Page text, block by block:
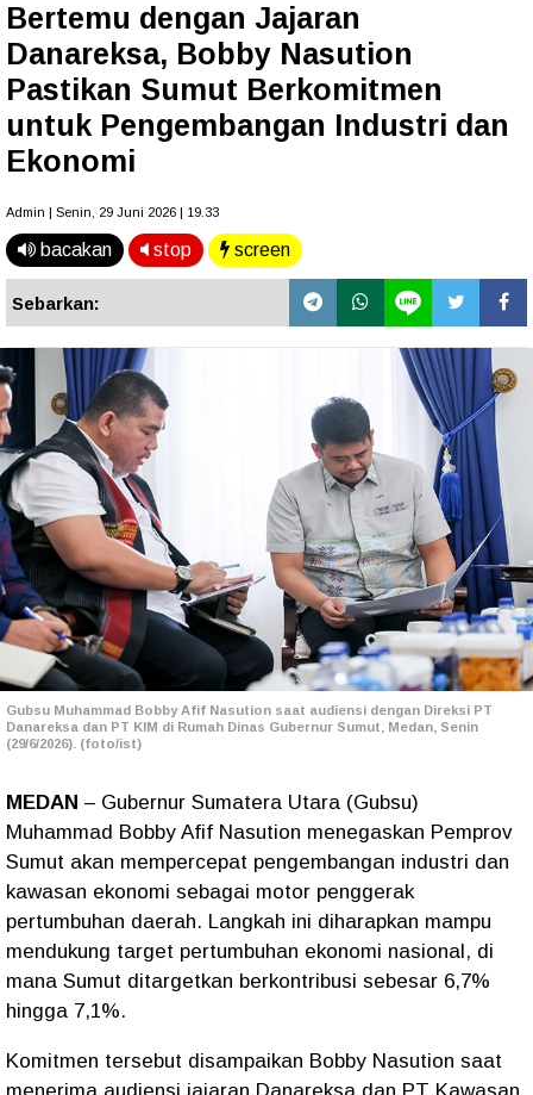
Bertemu dengan Jajaran
Danareksa, Bobby Nasution
Pastikan Sumut Berkomitmen
untuk Pengembangan Industri dan
Ekonomi
Admin | Senin, 29 Juni 2026 | 19.33
bacakan stop screen
Sebarkan:
Gubsu Muhammad Bobby Afif Nasution saat audiensi dengan Direksi PT
Danareksa dan PT KIM di Rumah Dinas Gubernur Sumut, Medan, Senin
(29/6/2026). (foto/ist)
MEDAN – Gubernur Sumatera Utara (Gubsu)
Muhammad Bobby Afif Nasution menegaskan Pemprov
Sumut akan mempercepat pengembangan industri dan
kawasan ekonomi sebagai motor penggerak
pertumbuhan daerah. Langkah ini diharapkan mampu
mendukung target pertumbuhan ekonomi nasional, di
mana Sumut ditargetkan berkontribusi sebesar 6,7%
hingga 7,1%.
Komitmen tersebut disampaikan Bobby Nasution saat